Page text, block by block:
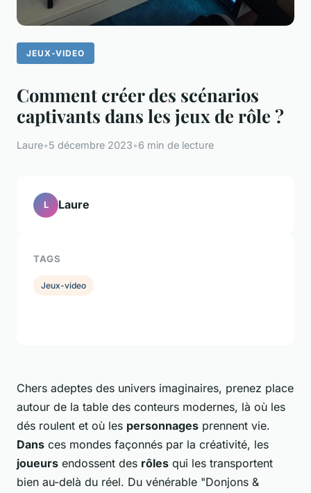
JEUX-VIDEO
Comment créer des scénarios
captivants dans les jeux de rôle ?
Laure•5 décembre 2023•6 min de lecture
Chers adeptes des univers imaginaires, prenez place
autour de la table des conteurs modernes, là où les
dés roulent et où les personnages prennent vie.
Dans ces mondes façonnés par la créativité, les
joueurs endossent des rôles qui les transportent
bien au-delà du réel. Du vénérable "Donjons &
L Laure
TAGS
Jeux-video